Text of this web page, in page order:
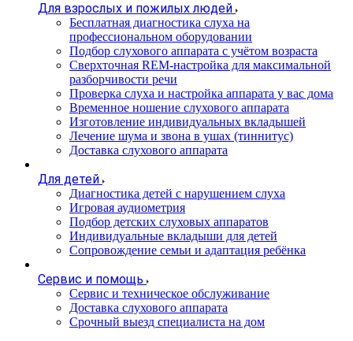
Для взрослых и пожилых людей
Бесплатная диагностика слуха на
профессиональном оборудовании
Подбор слухового аппарата с учётом возраста
Сверхточная REM-настройка для максимальной
разборчивости речи
Проверка слуха и настройка аппарата у вас дома
Временное ношение слухового аппарата
Изготовление индивидуальных вкладышей
Лечение шума и звона в ушах (тиннитус)
Доставка слухового аппарата
Для детей
Диагностика детей с нарушением слуха
Игровая аудиометрия
Подбор детских слуховых аппаратов
Индивидуальные вкладыши для детей
Сопровождение семьи и адаптация ребёнка
Сервис и помощь
Сервис и техническое обслуживание
Доставка слухового аппарата
Срочный выезд специалиста на дом